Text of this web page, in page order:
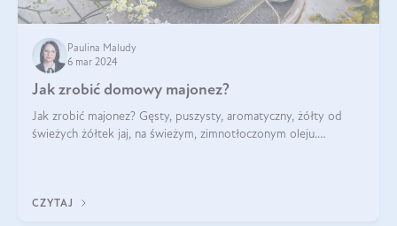
Paulina Maludy
6 mar 2024
Jak zrobić domowy majonez?
Jak zrobić majonez? Gęsty, puszysty, aromatyczny, żółty od
świeżych żółtek jaj, na świeżym, zimnotłoczonym oleju.
CZYTAJ